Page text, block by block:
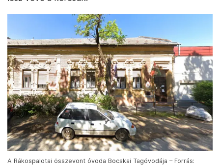
A Rákospalotai összevont óvoda Bocskai Tagóvodája – Forrás: